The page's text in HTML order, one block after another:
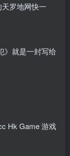
罗地网快一
》就是一封写给